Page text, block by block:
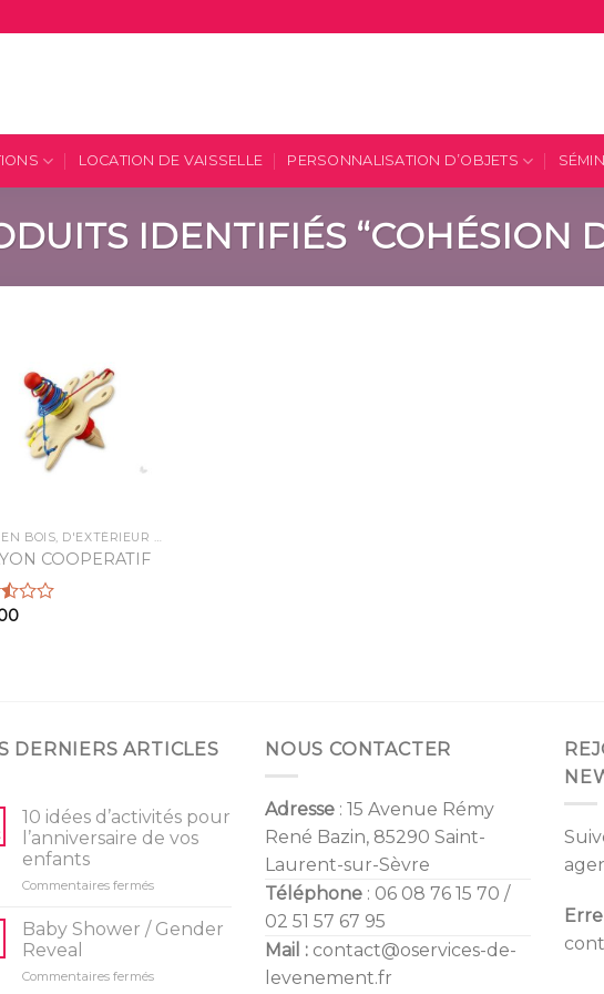
LOCATION DE VAISSELLE PERSONNALISATION D’OBJETS
IDENTIFIÉS “COHÉSION
d’envies
JEUX EN BOIS, D'EXTÉRIEUR ET TEAMBUILDING
COOPERATIF
DERNIERS ARTICLES
10 idées d’activités pour
l’anniversaire de vos
enfants
Commentaires ferméssur
idées
l’anniversaire
Baby Shower / Gender
Reveal
Commentaires ferméssur
NOUS CONTACTER
Adresse : 15 Avenue Rémy
René Bazin, 85290 Saint-
Laurent-sur-Sèvre
Téléphone : 06 08 76 15 70 /
02 51 57 67 95
Mail : contact@oservices-de-
levenement.fr